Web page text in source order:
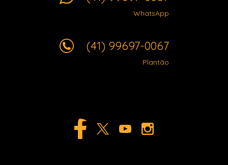
WhatsApp
(41) 99697-0067
Plantão